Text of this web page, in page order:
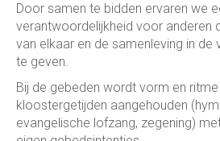
Door samen te bidden ervaren we
verantwoordelijkheid voor anderen
van elkaar en de samenleving in de
te geven.
Bij de gebeden wordt vorm en
kloostergetijden aangehouden
evangelische lofzang, zegening)